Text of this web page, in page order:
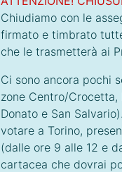
Chiudiamo con le
firmato e timbrato
che le trasmetterà ai
Ci sono ancora pochi
zone Centro/Crocetta,
Donato e San
votare a Torino,
(dalle ore 9 alle 12 e
cartacea che dovrai